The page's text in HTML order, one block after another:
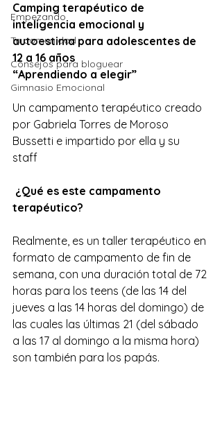
Empezando
Tu comunidad
Consejos para bloguear
Gimnasio Emocional
Camping terapéutico de
inteligencia emocional y
autoestima para adolescentes de
12 a 16 años
“Aprendiendo a elegir”
Un campamento terapéutico creado
por Gabriela Torres de Moroso
Bussetti e impartido por ella y su
staff
terapéutico?
Realmente, es un taller terapéutico en
formato de campamento de fin de
semana, con una duración total de 72
horas para los teens (de las 14 del
jueves a las 14 horas del domingo) de
las cuales las últimas 21 (del sábado
a las 17 al domingo a la misma hora)
son también para los papás.